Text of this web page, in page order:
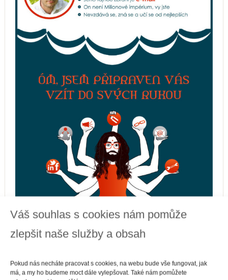
Váš souhlas s cookies nám pomůže
zlepšit naše služby a obsah
Pokud nás necháte pracovat s cookies, na webu bude vše fungovat, jak
má, a my ho budeme moct dále vylepšovat. Také nám pomůžete